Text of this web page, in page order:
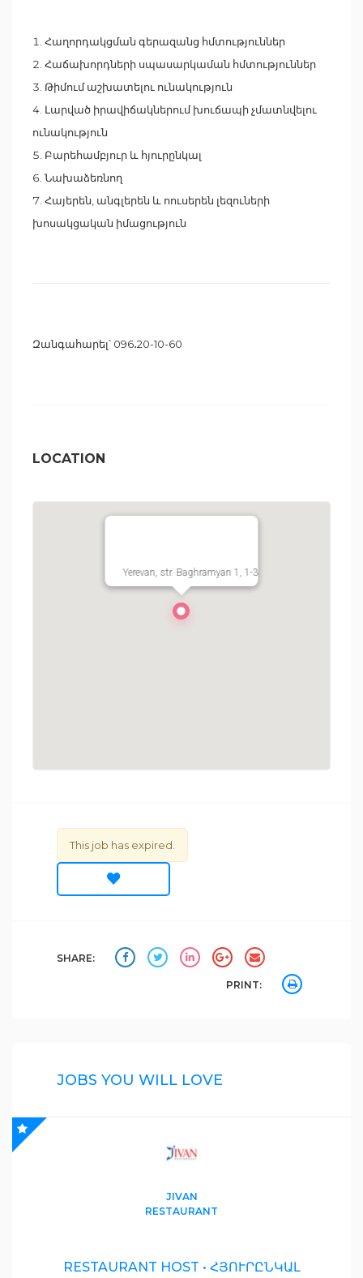
Հաղորդակցման գերազանց հմտություններ
Հաճախորդների սպասարկաման հմտություններ
Թիմում աշխատելու ունակություն
Լարված իրավիճակներում խուճապի չմատնվելու
ունակություն
Բարեհամբյուր և հյուրընկալ
Նախաձեռնող
Հայերեն, անգլերեն և ոուսերեն լեզուների
խոսակցական իմացություն
Զանգահարել՝ 096․20-10-60
LOCATION
Yerevan, str. Baghramyan 1, 1-3
This job has expired.
SHARE:
PRINT:
JOBS YOU WILL LOVE
JIVAN
RESTAURANT
RESTAURANT HOST • ՀՅՈՒՐԸՆԿԱԼ